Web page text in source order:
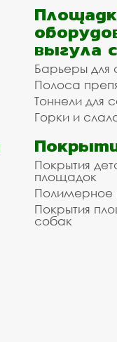
выгула
Барьеры для
Полоса
Тоннели для
Горки и
Покрытия
площадок
Полимерное
Покрытия
собак